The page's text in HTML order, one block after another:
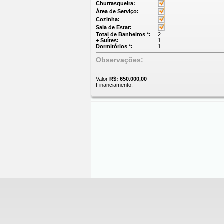
Churrasqueira:
Área de Serviço:
Cozinha:
Sala de Estar:
Total de Banheiros *:
2
+ Suítes:
1
Dormitórios *:
1
Observações:
Valor R$: 650.000,00
Financiamento: